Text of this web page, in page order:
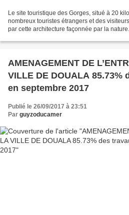
Le site touristique des Gorges, situé à 20
nombreux touristes étrangers et des
par cette architecture façonnée par la
AMENAGEMENT DE
VILLE DE DOUALA 85.73%
en septembre 2017
Publié le 26/09/2017 à 23:51
Par guyzoducamer